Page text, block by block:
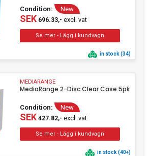
Condition: New
SEK696.33,- excl. vat
in stock (34)
MEDIARANGE
MediaRange 2-Disc Clear Case 5pk
Condition: New
SEK427.82,- excl. vat
in stock (40+)